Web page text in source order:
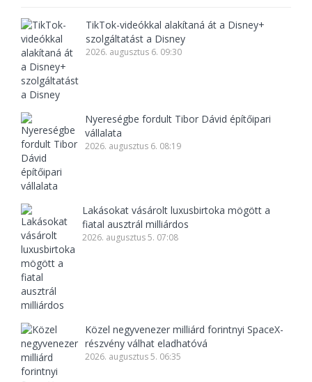
TikTok-videókkal alakítaná át a Disney+
szolgáltatást a Disney
2026. augusztus 6. 09:30
Nyereségbe fordult Tibor Dávid építőipari
vállalata
2026. augusztus 6. 08:19
Lakásokat vásárolt luxusbirtoka mögött a
fiatal ausztrál milliárdos
2026. augusztus 5. 07:08
Közel negyvenezer milliárd forintnyi SpaceX-
részvény válhat eladhatóvá
2026. augusztus 5. 06:35